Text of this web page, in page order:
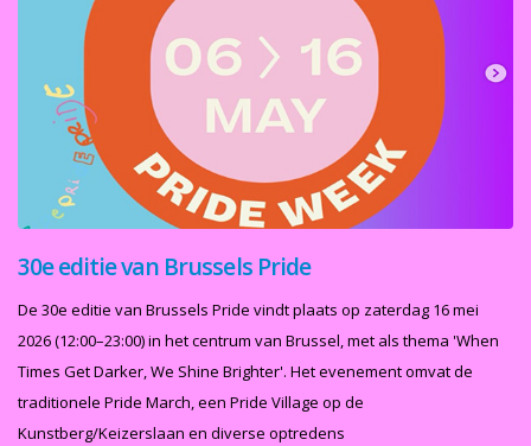
30e editie van Brussels Pride
De 30e editie van Brussels Pride vindt plaats op zaterdag 16 mei
2026 (12:00–23:00) in het centrum van Brussel, met als thema 'When
Times Get Darker, We Shine Brighter'. Het evenement omvat de
traditionele Pride March, een Pride Village op de
Kunstberg/Keizerslaan en diverse optredens